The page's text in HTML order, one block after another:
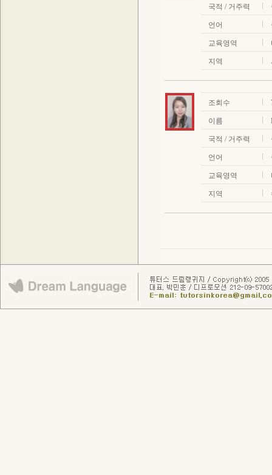
국적 / 거주력
언어
교육영역
지역
조회수
이름
국적 / 거주력
언어
교육영역
지역